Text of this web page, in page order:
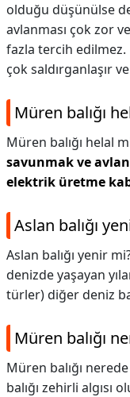
olduğu düşünülse
avlanması çok zor
fazla tercih
çok saldırganlaşır
Müren balığı
Müren balığı helal
savunmak ve
elektrik üretme
Aslan balığı
Aslan balığı yenir
denizde yaşayan
türler) diğer deniz
Müren balığı
Müren balığı
balığı zehirli algısı